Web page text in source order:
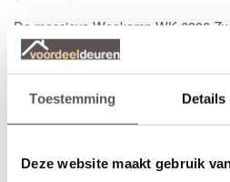
Toestemming Details
Deze website maakt gebruik
De massieve Weekamp WK 6306
deuren hebben een dikte van 38
blank en eenslotgat
hoogte. Het meest verkochte
loopslot.
meer keuze bij al het Weekamp